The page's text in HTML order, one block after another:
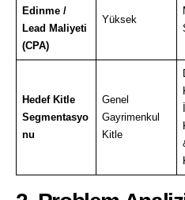
Edinme /
Lead Maliyeti
(CPA)
Yüksek
Hedef Kitle
Segmentasyo
nu
Genel
Gayrimenkul
Kitle